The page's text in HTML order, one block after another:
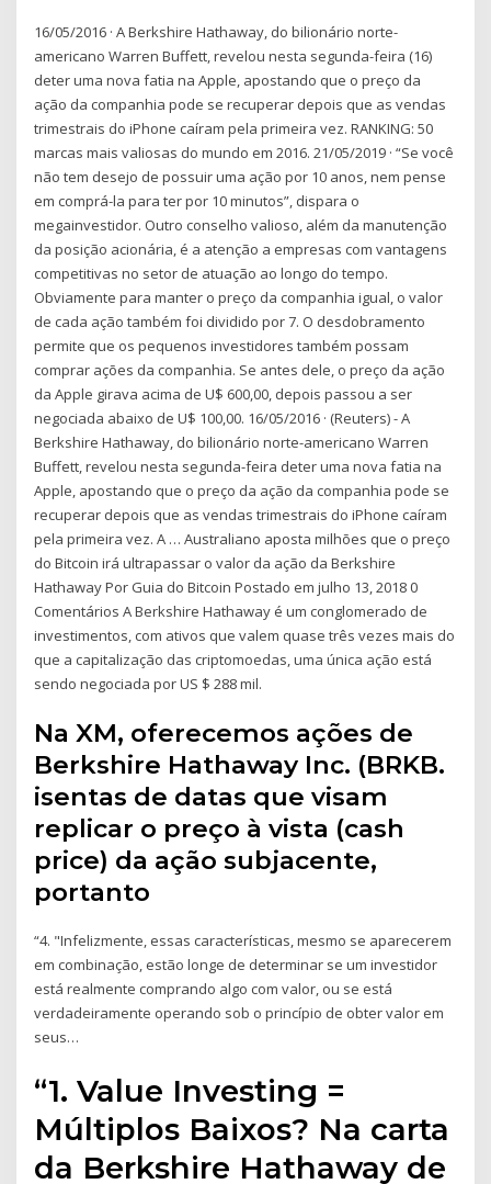
16/05/2016 · A Berkshire Hathaway, do bilionário norte-
americano Warren Buffett, revelou nesta segunda-feira (16)
deter uma nova fatia na Apple, apostando que o preço da
ação da companhia pode se recuperar depois que as vendas
trimestrais do iPhone caíram pela primeira vez. RANKING: 50
marcas mais valiosas do mundo em 2016. 21/05/2019 · “Se você
não tem desejo de possuir uma ação por 10 anos, nem pense
em comprá-la para ter por 10 minutos”, dispara o
megainvestidor. Outro conselho valioso, além da manutenção
da posição acionária, é a atenção a empresas com vantagens
competitivas no setor de atuação ao longo do tempo.
Obviamente para manter o preço da companhia igual, o valor
de cada ação também foi dividido por 7. O desdobramento
permite que os pequenos investidores também possam
comprar ações da companhia. Se antes dele, o preço da ação
da Apple girava acima de U$ 600,00, depois passou a ser
negociada abaixo de U$ 100,00. 16/05/2016 · (Reuters) - A
Berkshire Hathaway, do bilionário norte-americano Warren
Buffett, revelou nesta segunda-feira deter uma nova fatia na
Apple, apostando que o preço da ação da companhia pode se
recuperar depois que as vendas trimestrais do iPhone caíram
pela primeira vez. A … Australiano aposta milhões que o preço
do Bitcoin irá ultrapassar o valor da ação da Berkshire
Hathaway Por Guia do Bitcoin Postado em julho 13, 2018 0
Comentários A Berkshire Hathaway é um conglomerado de
investimentos, com ativos que valem quase três vezes mais do
que a capitalização das criptomoedas, uma única ação está
sendo negociada por US $ 288 mil.
Na XM, oferecemos ações de
Berkshire Hathaway Inc. (BRKB.
isentas de datas que visam
replicar o preço à vista (cash
price) da ação subjacente,
portanto
“4. "Infelizmente, essas características, mesmo se aparecerem
em combinação, estão longe de determinar se um investidor
está realmente comprando algo com valor, ou se está
verdadeiramente operando sob o princípio de obter valor em
seus…
“1. Value Investing =
Múltiplos Baixos? Na carta
da Berkshire Hathaway de